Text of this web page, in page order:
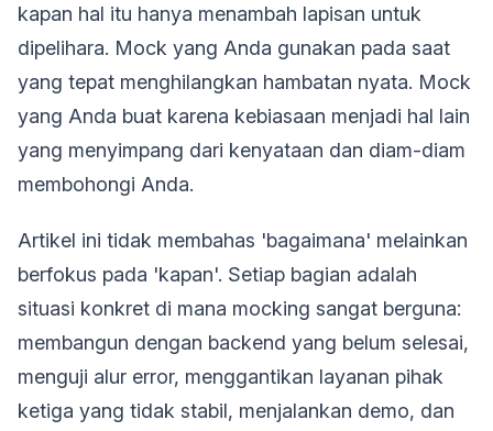
kapan hal itu hanya menambah lapisan untuk
dipelihara. Mock yang Anda gunakan pada saat
yang tepat menghilangkan hambatan nyata. Mock
yang Anda buat karena kebiasaan menjadi hal lain
yang menyimpang dari kenyataan dan diam-diam
membohongi Anda.
Artikel ini tidak membahas 'bagaimana' melainkan
berfokus pada 'kapan'. Setiap bagian adalah
situasi konkret di mana mocking sangat berguna:
membangun dengan backend yang belum selesai,
menguji alur error, menggantikan layanan pihak
ketiga yang tidak stabil, menjalankan demo, dan